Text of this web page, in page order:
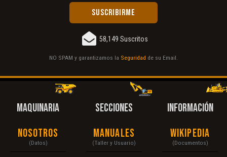
58,149 Suscritos
NO SPAM y garantizamos la Seguridad de su Email.
MAQUINARIA
Nosotros
(Datos)
SECCIONES
Manuales
(Taller y Usuario)
INFORMACIÓN
Wikipedia
(Documentos)